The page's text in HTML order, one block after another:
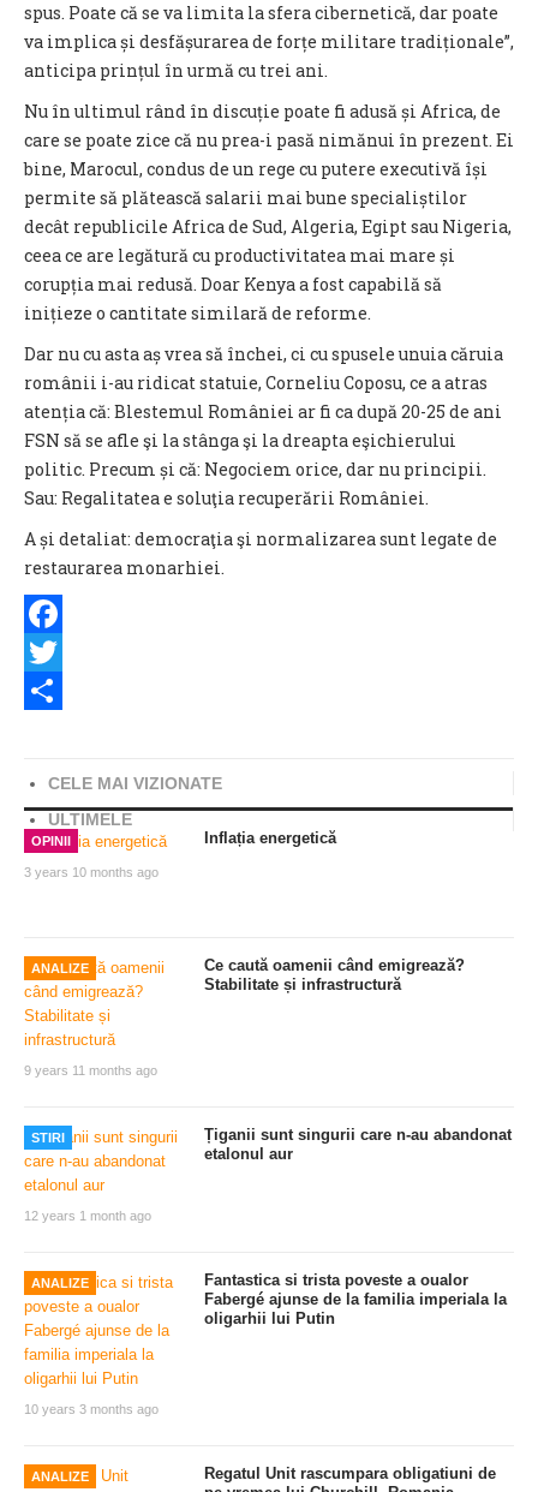
spus. Poate că se va limita la sfera cibernetică, dar poate
va implica și desfășurarea de forțe militare tradiționale”,
anticipa prințul în urmă cu trei ani.
Nu în ultimul rând în discuție poate fi adusă și Africa, de
care se poate zice că nu prea-i pasă nimănui în prezent. Ei
bine, Marocul, condus de un rege cu putere executivă își
permite să plătească salarii mai bune specialiștilor
decât republicile Africa de Sud, Algeria, Egipt sau Nigeria,
ceea ce are legătură cu productivitatea mai mare și
corupția mai redusă. Doar Kenya a fost capabilă să
inițieze o cantitate similară de reforme.
Dar nu cu asta aș vrea să închei, ci cu spusele unuia căruia
românii i-au ridicat statuie, Corneliu Coposu, ce a atras
atenția că: Blestemul României ar fi ca după 20-25 de ani
FSN să se afle şi la stânga şi la dreapta eşichierului
politic. Precum și că: Negociem orice, dar nu principii.
Sau: Regalitatea e soluţia recuperării României.
A și detaliat: democraţia şi normalizarea sunt legate de
restaurarea monarhiei.
Facebook
Twitter
CELE MAI VIZIONATE
ULTIMELE
OPINII
3 years 10 months ago
Inflația energetică
ANALIZE
9 years 11 months ago
Ce caută oamenii când emigrează?
Stabilitate și infrastructură
STIRI
12 years 1 month ago
Țiganii sunt singurii care n-au abandonat
etalonul aur
ANALIZE
10 years 3 months ago
Fantastica si trista poveste a oualor
Fabergé ajunse de la familia imperiala la
oligarhii lui Putin
ANALIZE
Regatul Unit rascumpara obligatiuni de